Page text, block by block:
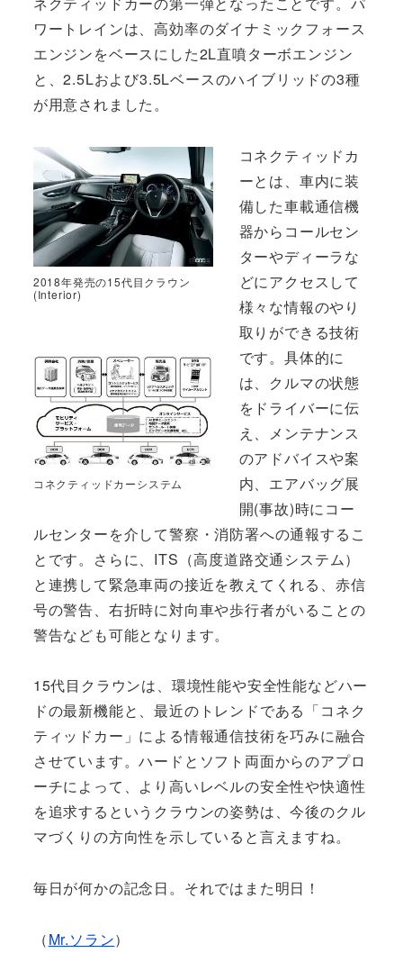
ワートレインは、高効率のダイナミックフォース
エンジンをベースにした2L直噴ターボエンジン
と、2.5Lおよび3.5Lベースのハイブリッドの3種
が用意されました。
2018年発売の15代目クラウン
(Interior)
コネクティッドカーシステム
コネクティッドカ
ーとは、車内に装
備した車載通信機
器からコールセン
ターやディーラな
どにアクセスして
様々な情報のやり
取りができる技術
です。具体的に
は、クルマの状態
をドライバーに伝
え、メンテナンス
のアドバイスや案
内、エアバッグ展
開(事故)時にコー
ルセンターを介して警察・消防署への通報するこ
とです。さらに、ITS（高度道路交通システム）
と連携して緊急車両の接近を教えてくれる、赤信
号の警告、右折時に対向車や歩行者がいることの
警告なども可能となります。
15代目クラウンは、環境性能や安全性能などハー
ドの最新機能と、最近のトレンドである「コネク
ティッドカー」による情報通信技術を巧みに融合
させています。ハードとソフト両面からのアプロ
ーチによって、より高いレベルの安全性や快適性
を追求するというクラウンの姿勢は、今後のクル
マづくりの方向性を示していると言えますね。
毎日が何かの記念日。それではまた明日！
（Mr.ソラン）